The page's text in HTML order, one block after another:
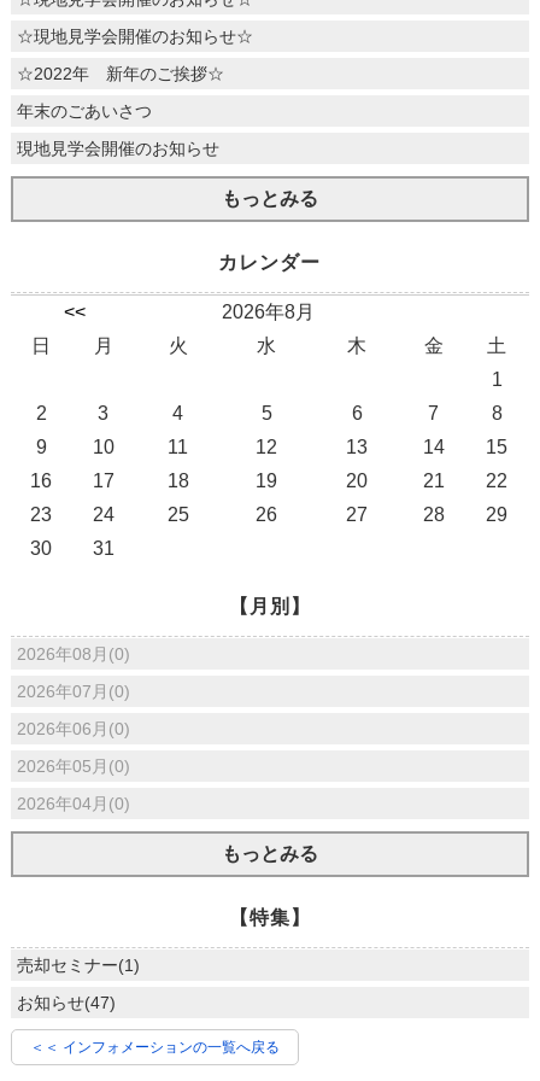
☆現地見学会開催のお知らせ☆
☆2022年 新年のご挨拶☆
年末のごあいさつ
現地見学会開催のお知らせ
もっとみる
カレンダー
<<
2026年8月
日
月 火 水 木 金
土
1
2
3 4 5 6 7
8
9
10 11 12 13 14
15
16
17 18 19 20 21
22
23
24 25 26 27 28
29
30
31
【月別】
2026年08月(0)
2026年07月(0)
2026年06月(0)
2026年05月(0)
2026年04月(0)
もっとみる
【特集】
売却セミナー(1)
お知らせ(47)
＜＜ インフォメーションの一覧へ戻る